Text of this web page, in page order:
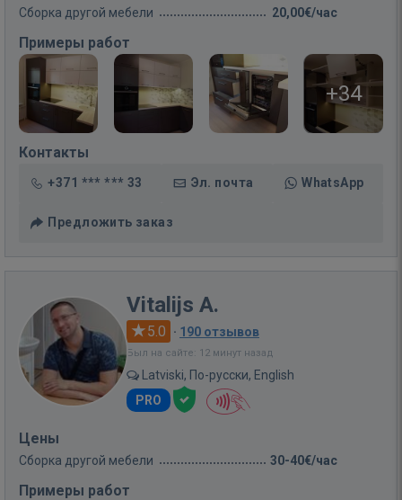
Сборка другой мебели 20,00€/час
Примеры работ
+34
Контакты
+371 *** *** 33 Эл. почта WhatsApp
Предложить заказ
Vitalijs A.
5.0 · 190 отзывов
Был на сайте: 12 минут назад
Latviski, По-русски, English
PRO
Цены
Сборка другой мебели 30-40€/час
Примеры работ